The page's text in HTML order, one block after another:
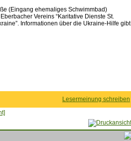
(Eingang ehemaliges Schwimmbad)
Vereins “Karitative Dienste St.
Informationen über die Ukraine-Hilfe gibt
Lesermeinung schreiben